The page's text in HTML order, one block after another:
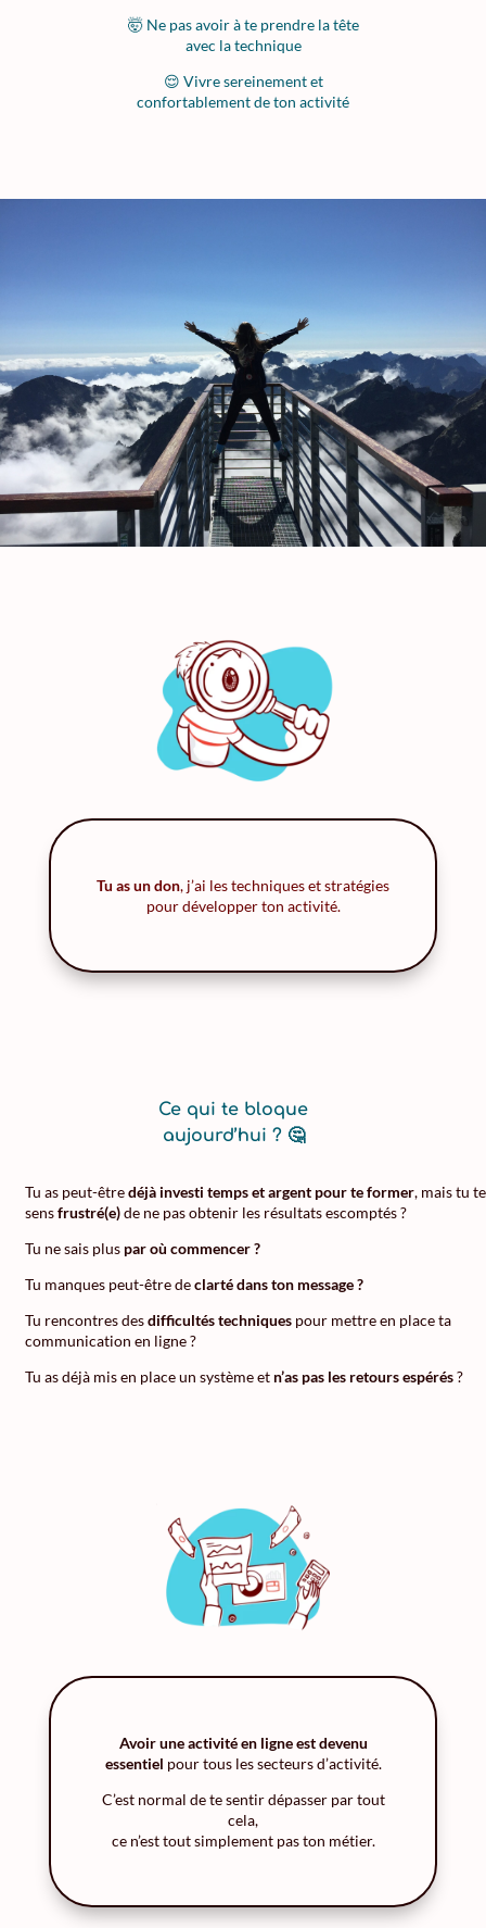
🤯 Ne pas avoir à te prendre la tête
avec la technique
😌 Vivre sereinement et
confortablement de ton activité
Tu as un don, j’ai les techniques et stratégies
pour développer ton activité.
Ce qui te bloque
aujourd’hui ? 🤔
Tu as peut-êtredéjà investi temps et argent pour te former, mais tu te
sensfrustré(e)de ne pas obtenir les résultats escomptés ?
Tu ne sais plus par où commencer ?
Tu manques peut-être declarté dans ton message ?
Tu rencontres desdifficultés techniques pour mettre en place ta
communication en ligne ?
Tu as déjà mis en place un système et n’as pas les retours espérés?
Avoir une activité en ligne est devenu
essentiel pour tous les secteurs d’activité.
C’est normal de te sentir dépasser par tout
cela,
ce n’est tout simplement pas ton métier.